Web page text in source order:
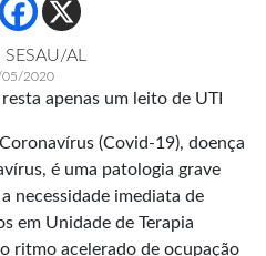
AL
05/2020
apenas um leito de UTI
(Covid-19), doença
é uma patologia grave
necessidade imediata de
em Unidade de Terapia
o ritmo acelerado de ocupação